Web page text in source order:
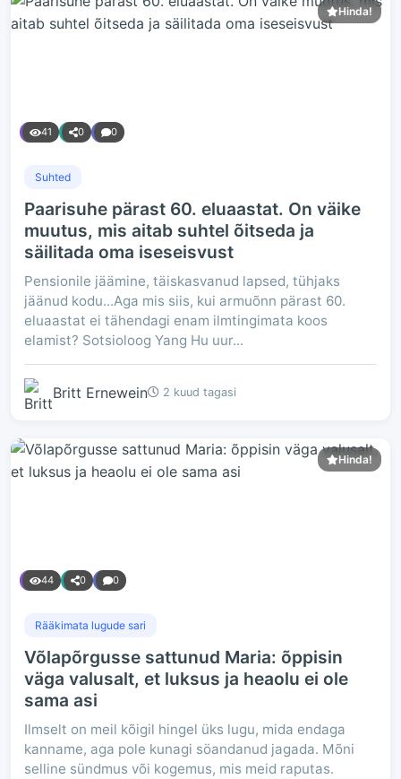
Hinda!
41 0 0
Suhted
Paarisuhe pärast 60. eluaastat. On väike
muutus, mis aitab suhtel õitseda ja
säilitada oma iseseisvust
Pensionile jäämine, täiskasvanud lapsed, tühjaks
jäänud kodu...Aga mis siis, kui armuõnn pärast 60.
eluaastat ei tähendagi enam ilmtingimata koos
elamist? Sotsioloog Yang Hu uur...
Britt Ernewein 2 kuud tagasi
Hinda!
44 0 0
Rääkimata lugude sari
Võlapõrgusse sattunud Maria: õppisin
väga valusalt, et luksus ja heaolu ei ole
sama asi
Ilmselt on meil kõigil hingel üks lugu, mida endaga
kanname, aga pole kunagi söandanud jagada. Mõni
selline sündmus või kogemus, mis meid raputas.